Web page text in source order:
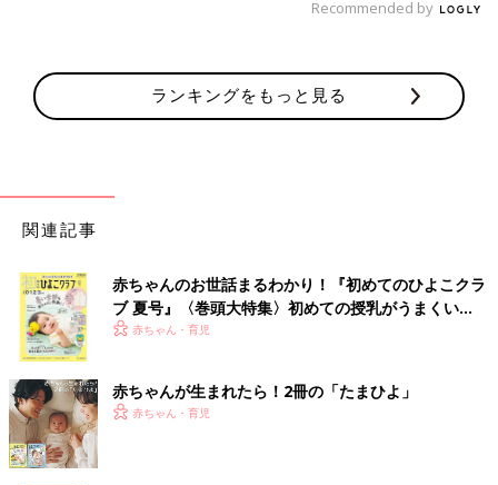
Recommended by
ランキングをもっと見る
関連記事
赤ちゃんのお世話まるわかり！『初めてのひよこクラ
ブ 夏号』〈巻頭大特集〉初めての授乳がうまくい
く！ おっぱい・ミルクの基本と夏のトラブル 解決テ
赤ちゃん・育児
赤ちゃんが生まれたら！2冊の「たまひよ」
赤ちゃん・育児